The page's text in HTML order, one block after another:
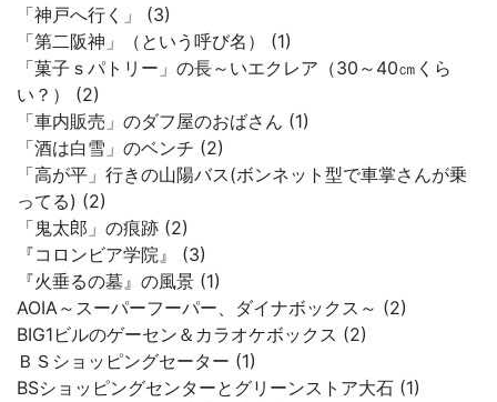
「神戸へ行く」 (3)
「第二阪神」（という呼び名） (1)
「菓子ｓパトリー」の長～いエクレア（30～40㎝くら
い？） (2)
「車内販売」のダフ屋のおばさん (1)
「酒は白雪」のベンチ (2)
「高が平」行きの山陽バス(ボンネット型で車掌さんが乗
ってる) (2)
「鬼太郎」の痕跡 (2)
『コロンビア学院』 (3)
『火垂るの墓』の風景 (1)
AOIA～スーパーフーパー、ダイナボックス～ (2)
BIG1ビルのゲーセン＆カラオケボックス (2)
ＢＳショッピングセーター (1)
BSショッピングセンターとグリーンストア大石 (1)